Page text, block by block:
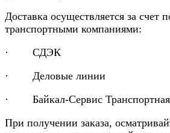
Доставка осуществляется за счет
транспортными компаниями:
· СДЭК
· Деловые линии
· Байкал-Сервис
При получении заказа,